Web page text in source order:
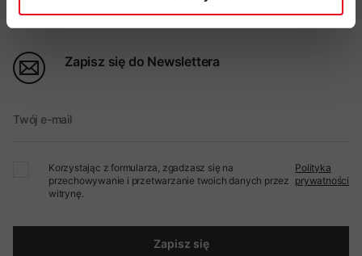
Zapisz się do Newslettera
Twój e-mail
Korzystając z formularza, zgadzasz się na
przechowywanie i przetwarzanie twoich danych przez
witrynę.
Polityka
prywatności
Zapisz się